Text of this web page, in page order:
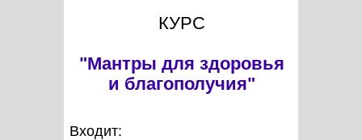
КУРС
"Мантры для здоровья
и благополучия"
Входит: